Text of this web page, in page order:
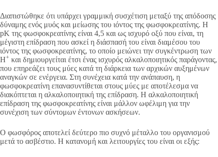
Διαπιστώθηκε ότι υπάρχει γραμμική συσχέτιση μεταξύ της απόδοσης
δύναμης ενός μυός και μείωσης του ιόντος της φωσφοκρεατίνης. Η
pK της φωσφοκρεατίνης είναι 4,5 και ως ισχυρό οξύ που είναι, τη
μέγιστη επίδραση που ασκεί η διάσπασή του είναι διαμέσου του
ιόντος της φωσφοκρεατίνης, το οποίο μειώνει την συγκέντρωση των
Η+ και δημιουργείται έτσι ένας ισχυρός αλκαλοποιητικός παράγοντας,
που επηρεάζει τους μύες κατά τη διάρκεια των αρχικών αυξημένων
αναγκών σε ενέργεια. Στη συνέχεια κατά την ανάπαυση, η
φωσφοκρεατίνη επανασυντίθεται στους μύες με αποτέλεσμα να
διακόπτεται η αλκαλοποιητική της επίδραση. Η αλκαλοποιητική
επίδραση της φωσφοκρεατίνης είναι μάλλον ωφέλιμη για την
συνέχιση των σύντομων έντονων ασκήσεων.
Ο φωσφόρος αποτελεί δεύτερο πιο συχνό μέταλλο του οργανισμού
μετά το ασβέστιο. Η κατανομή και λειτουργίες του είναι οι εξής: